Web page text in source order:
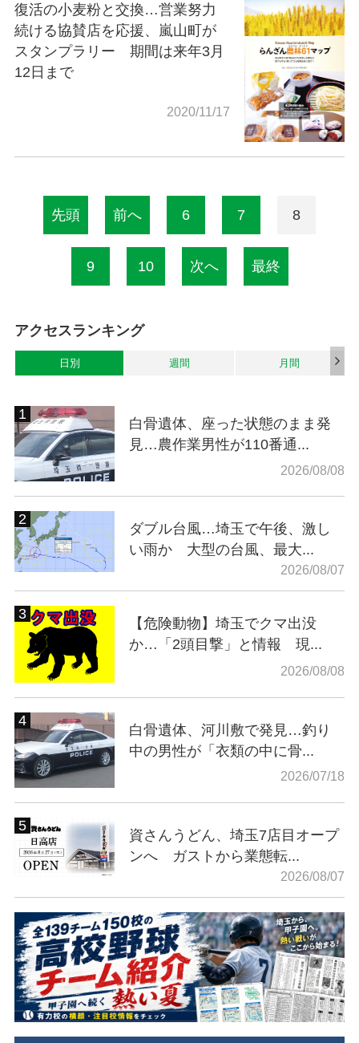
復活の小麦粉と交換…営業努力
続ける協賛店を応援、嵐山町が
スタンプラリー 期間は来年3月
12日まで
2020/11/17
先頭 前へ 6 7 8
9 10 次へ 最終
アクセスランキング
日別 週間 月間
白骨遺体、座った状態のまま発
見…農作業男性が110番通...
2026/08/08
ダブル台風…埼玉で午後、激し
い雨か 大型の台風、最大...
2026/08/07
【危険動物】埼玉でクマ出没
か…「2頭目撃」と情報 現...
2026/08/08
白骨遺体、河川敷で発見…釣り
中の男性が「衣類の中に骨...
2026/07/18
資さんうどん、埼玉7店目オープ
ンへ ガストから業態転...
2026/08/07